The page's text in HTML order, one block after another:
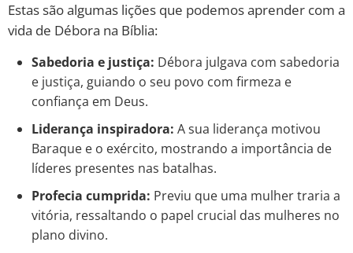
Estas são algumas lições que podemos aprender com a
vida de Débora na Bíblia:
Sabedoria e justiça: Débora julgava com sabedoria
e justiça, guiando o seu povo com firmeza e
confiança em Deus.
Liderança inspiradora: A sua liderança motivou
Baraque e o exército, mostrando a importância de
líderes presentes nas batalhas.
Profecia cumprida: Previu que uma mulher traria a
vitória, ressaltando o papel crucial das mulheres no
plano divino.